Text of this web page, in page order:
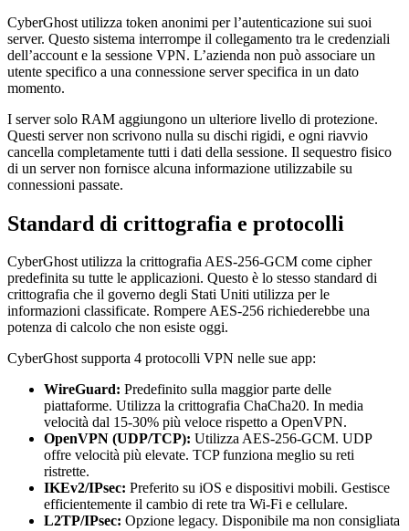
CyberGhost utilizza token anonimi per l’autenticazione sui suoi
server. Questo sistema interrompe il collegamento tra le credenziali
dell’account e la sessione VPN. L’azienda non può associare un
utente specifico a una connessione server specifica in un dato
momento.
I server solo RAM aggiungono un ulteriore livello di protezione.
Questi server non scrivono nulla su dischi rigidi, e ogni riavvio
cancella completamente tutti i dati della sessione. Il sequestro fisico
di un server non fornisce alcuna informazione utilizzabile su
connessioni passate.
Standard di crittografia e protocolli
CyberGhost utilizza la crittografia AES-256-GCM come cipher
predefinita su tutte le applicazioni. Questo è lo stesso standard di
crittografia che il governo degli Stati Uniti utilizza per le
informazioni classificate. Rompere AES-256 richiederebbe una
potenza di calcolo che non esiste oggi.
CyberGhost supporta 4 protocolli VPN nelle sue app:
WireGuard: Predefinito sulla maggior parte delle
piattaforme. Utilizza la crittografia ChaCha20. In media
velocità dal 15-30% più veloce rispetto a OpenVPN.
OpenVPN (UDP/TCP): Utilizza AES-256-GCM. UDP
offre velocità più elevate. TCP funziona meglio su reti
ristrette.
IKEv2/IPsec: Preferito su iOS e dispositivi mobili. Gestisce
efficientemente il cambio di rete tra Wi-Fi e cellulare.
L2TP/IPsec: Opzione legacy. Disponibile ma non consigliata